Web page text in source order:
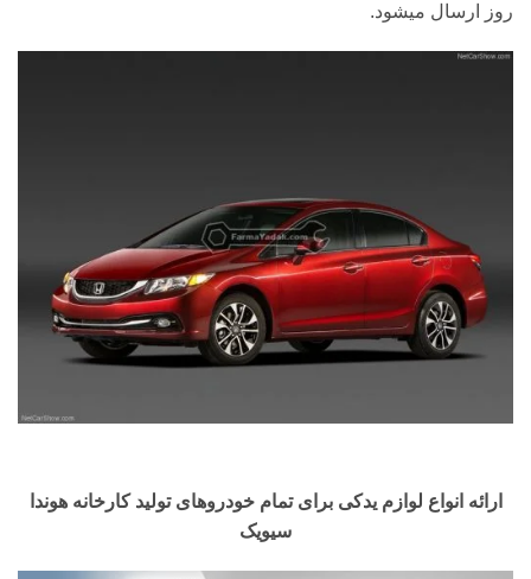
روز ارسال میشود.
ارائه انواع لوازم یدکی برای تمام خودروهای تولید کارخانه هوندا
سیویک